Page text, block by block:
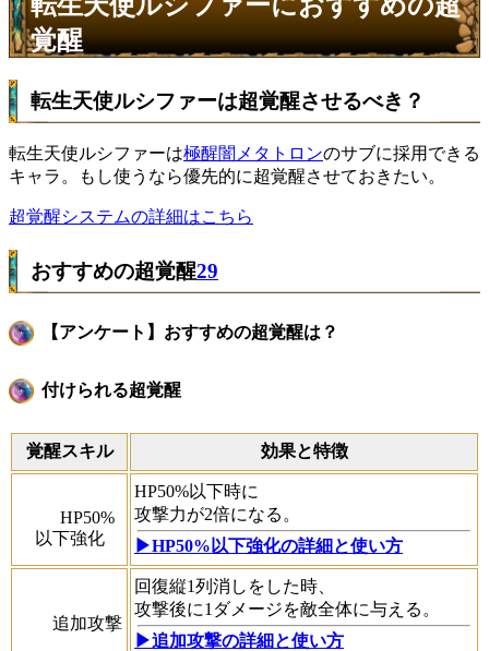
覚醒
転生天使ルシファーは超覚醒させるべき？
転生天使ルシファーは極醒闇メタトロンのサブに採用できる
キャラ。もし使うなら優先的に超覚醒させておきたい。
超覚醒システムの詳細はこちら
おすすめの超覚醒29
【アンケート】おすすめの超覚醒は？
付けられる超覚醒
覚醒スキル 効果と特徴
HP50%
以下強化
HP50%以下時に
攻撃力が2倍になる。
▶HP50%以下強化の詳細と使い方
追加攻撃
回復縦1列消しをした時、
攻撃後に1ダメージを敵全体に与える。
▶︎追加攻撃の詳細と使い方